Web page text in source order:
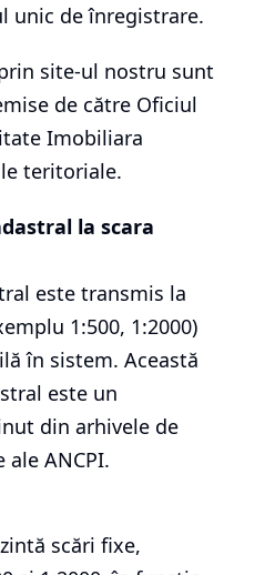
unic de înregistrare.
site-ul nostru sunt
de către Oficiul
Imobiliara
teritoriale.
la scara
este transmis la
1:500, 1:2000)
în sistem. Această
este un
din arhivele de
ANCPI.
scări fixe,